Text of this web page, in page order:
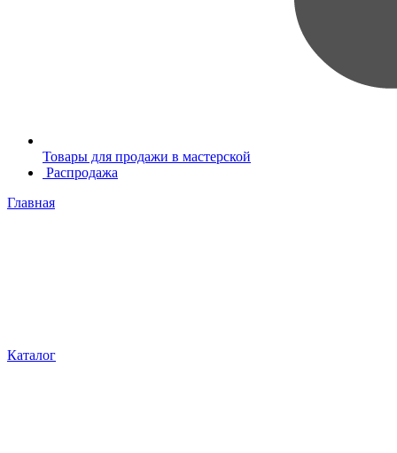
Товары для продажи в мастерской
Распродажа
Главная
Каталог